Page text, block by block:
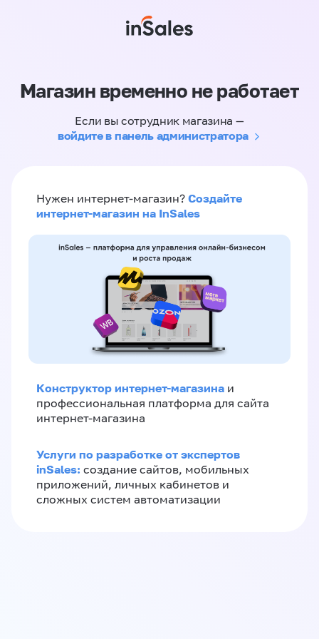
Магазин временно не работает
Если вы сотрудник магазина —
войдите в панель администратора
Нужен интернет-магазин? Создайте
интернет-магазин на InSales
Конструктор интернет-магазина и
профессиональная платформа для сайта
интернет-магазина
Услуги по разработке от экспертов
inSales: создание сайтов, мобильных
приложений, личных кабинетов и
сложных систем автоматизации